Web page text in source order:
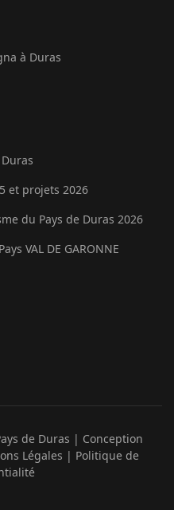
à Duras
et projets 2026
du Pays de Duras 2026
VAL DE GARONNE
de Duras | Conception
Légales | Politique de